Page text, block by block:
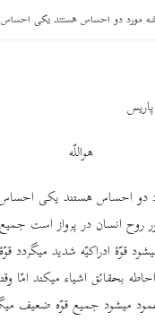
هواللّه
دو احساس هستند یکی
انسان در پرواز است
قوّۀ ادراکیّه شدید
بحقائق اشیاء میکند امّا
میشود جمیع قوّه ضعیف